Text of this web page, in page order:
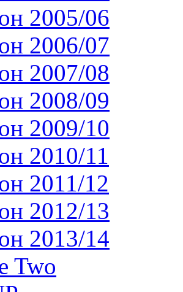
2005/06
2006/07
2007/08
2008/09
2009/10
2010/11
2011/12
2012/13
2013/14
Two